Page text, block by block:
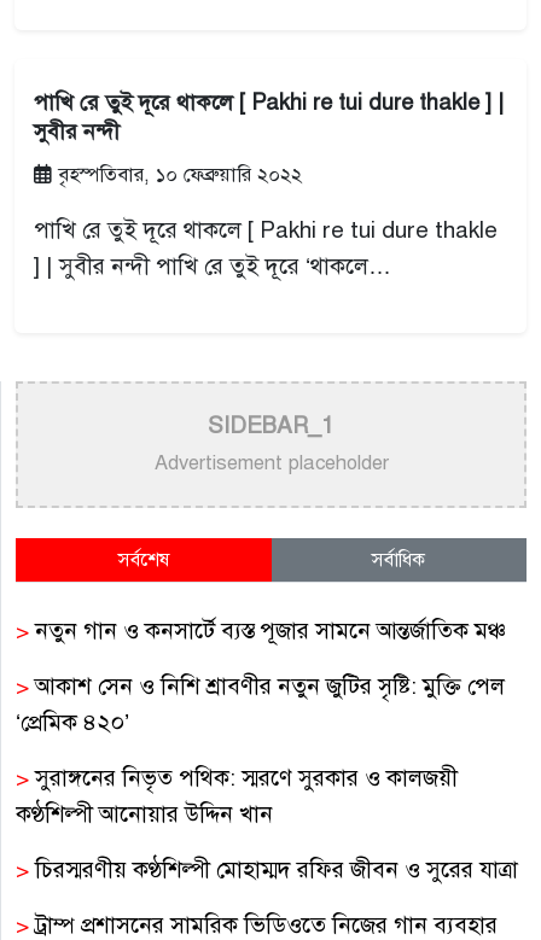
পাখি রে তুই দূরে থাকলে [ Pakhi re tui dure thakle ] |
সুবীর নন্দী
বৃহস্পতিবার, ১০ ফেব্রুয়ারি ২০২২
পাখি রে তুই দূরে থাকলে [ Pakhi re tui dure thakle
] | সুবীর নন্দী পাখি রে তুই দূরে ‘থাকলে…
SIDEBAR_1
Advertisement placeholder
সর্বশেষ সর্বাধিক
>নতুন গান ও কনসার্টে ব্যস্ত পূজার সামনে আন্তর্জাতিক মঞ্চ
>আকাশ সেন ও নিশি শ্রাবণীর নতুন জুটির সৃষ্টি: মুক্তি পেল
‘প্রেমিক ৪২০’
>সুরাঙ্গনের নিভৃত পথিক: স্মরণে সুরকার ও কালজয়ী
কণ্ঠশিল্পী আনোয়ার উদ্দিন খান
>চিরস্মরণীয় কণ্ঠশিল্পী মোহাম্মদ রফির জীবন ও সুরের যাত্রা
>ট্রাম্প প্রশাসনের সামরিক ভিডিওতে নিজের গান ব্যবহার